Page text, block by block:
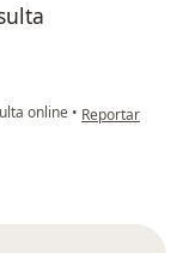
online • en opinión del
Reportar